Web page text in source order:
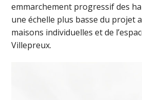
emmarchement progressif des
une échelle plus basse du projet
maisons individuelles et de
Villepreux.